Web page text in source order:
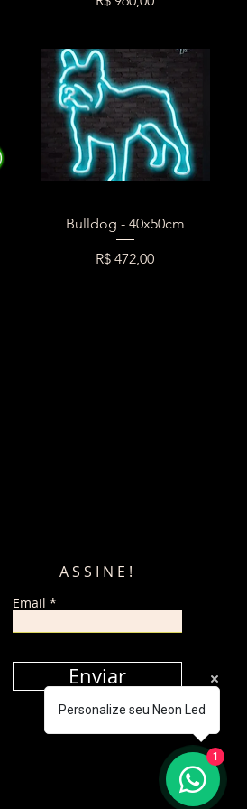
Bulldog - 40x50cm
Preço
R$ 472,00
ASSINE!
Email
Enviar
Personalize seu Neon Led
1